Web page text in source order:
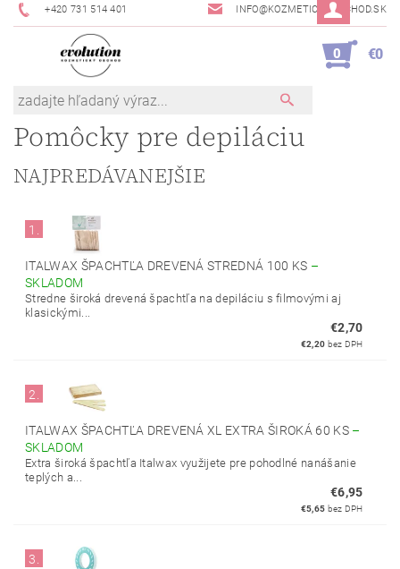
+420 731 514 401 INFO@KOZMETICKYOBCHOD.SK
0 €0
Pomôcky pre depiláciu
NAJPREDÁVANEJŠIE
1.
ITALWAX ŠPACHTĽA DREVENÁ STREDNÁ 100 KS –
SKLADOM
Stredne široká drevená špachtľa na depiláciu s filmovými aj
klasickými...
€2,70
€2,20 bez DPH
2.
ITALWAX ŠPACHTĽA DREVENÁ XL EXTRA ŠIROKÁ 60 KS –
SKLADOM
Extra široká špachtľa Italwax využijete pre pohodlné nanášanie
teplých a...
€6,95
€5,65 bez DPH
3.